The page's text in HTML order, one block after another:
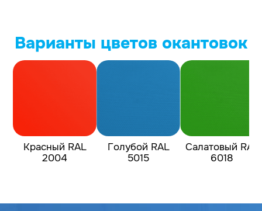
Варианты цветов окантовок
Красный RAL
2004
Голубой RAL
5015
Салатовый RAL
6018